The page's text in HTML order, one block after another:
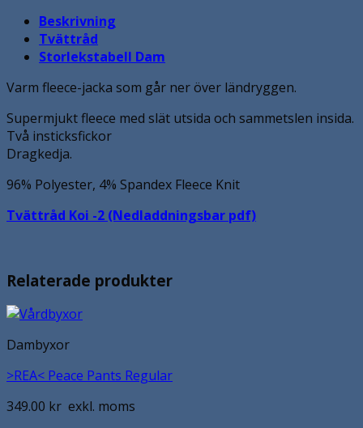
Beskrivning
Tvättråd
Storlekstabell Dam
Varm fleece-jacka som går ner över ländryggen.
Supermjukt fleece med slät utsida och sammetslen insida.
Två insticksfickor
Dragkedja.
96% Polyester, 4% Spandex Fleece Knit
Tvättråd Koi -2 (Nedladdningsbar pdf)
Relaterade produkter
Dambyxor
>REA< Peace Pants Regular
349.00 kr exkl. moms